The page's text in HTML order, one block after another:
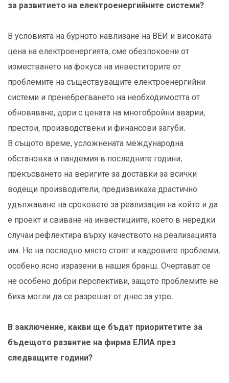
за развитието на електроенергийните системи?
В условията на бурното навлизане на ВЕИ и високата
цена на електроенергията, сме обезпокоени от
изместването на фокуса на инвеститорите от
проблемите на съществуващите електроенергийни
системи и пренебрегването на необходимостта от
обновяване, дори с цената на многобройни аварии,
престои, производствени и финансови загуби.
В същото време, усложнената международна
обстановка и пандемия в последните години,
прекъсването на веригите за доставки за всички
водещи производители, предизвикаха драстично
удължаване на сроковете за реализация на който и да
е проект и свиване на инвестициите, което в нередки
случаи рефлектира върху качеството на реализацията
им. Не на последно място стоят и кадровите проблеми,
особено ясно изразени в нашия бранш. Очертават се
не особено добри перспективи, защото проблемите не
биха могли да се разрешат от днес за утре.
В заключение, какви ще бъдат приоритетите за
бъдещото развитие на фирма ЕЛИА през
следващите години?